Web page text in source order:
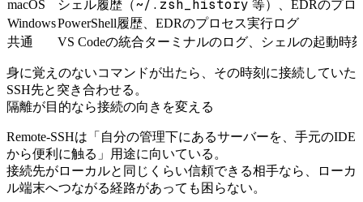
macOS
シェル履歴（~/.zsh_history 等）、EDRのプロ
WindowsPowerShell履歴、EDRのプロセス実行ログ
共通
VS Codeの統合ターミナルのログ、シェルの起動時
身に覚えのないコマンドが出たら、その時刻に接続していた
SSH先と突き合わせる。
隔離が目的なら接続の向きを変える
Remote-SSHは「自分の管理下にあるサーバーを、手元のIDE
から便利に触る」用途に向いている。
接続先がローカルと同じくらい信頼できる相手なら、ローカ
ル端末へつながる経路があっても困らない。